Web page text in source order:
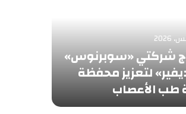
شركتي «سوبرنوس»
لتعزيز محفظة
طب الأعصاب